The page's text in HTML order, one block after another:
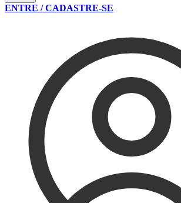
ENTRE / CADASTRE-SE